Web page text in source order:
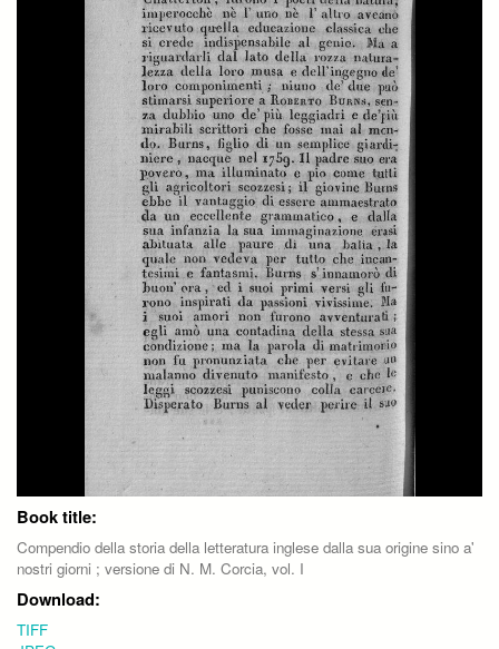
Book title:
Compendio della storia della letteratura inglese dalla sua origine sino a'
nostri giorni ; versione di N. M. Corcia, vol. I
Download:
TIFF